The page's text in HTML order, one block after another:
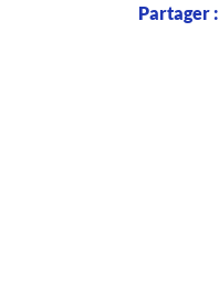
Partager :